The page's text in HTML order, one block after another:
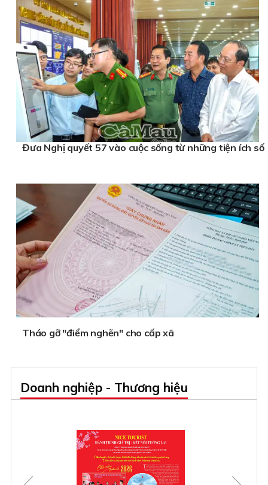
Đưa Nghị quyết 57 vào cuộc sống từ những tiện ích số
Tháo gỡ "điểm nghẽn" cho cấp xã
Doanh nghiệp - Thương hiệu